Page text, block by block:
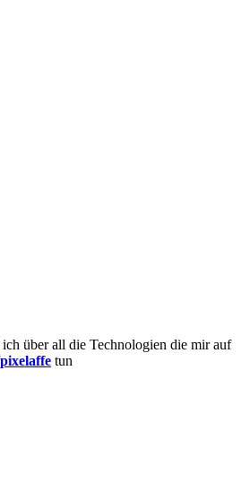
über all die Technologien die mir auf
tun